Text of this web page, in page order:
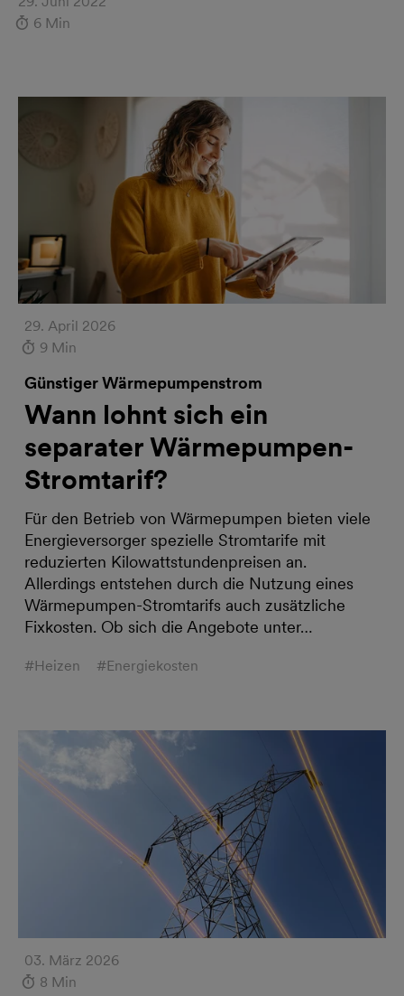
6 Min
29. April 2026
9 Min
Günstiger Wärmepumpenstrom
Wann lohnt sich ein
separater Wärmepumpen-
Stromtarif?
Für den Betrieb von Wärmepumpen bieten viele
Energieversorger spezielle Stromtarife mit
reduzierten Kilowattstundenpreisen an.
Allerdings entstehen durch die Nutzung eines
Wärmepumpen-Stromtarifs auch zusätzliche
Fixkosten. Ob sich die Angebote unter…
#Heizen #Energiekosten
03. März 2026
8 Min